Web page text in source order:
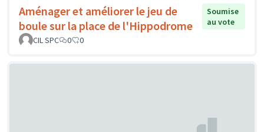
Aménager et améliorer le jeu de
boule sur la place de l'Hippodrome
Soumise
au vote
CIL SPC
0 0